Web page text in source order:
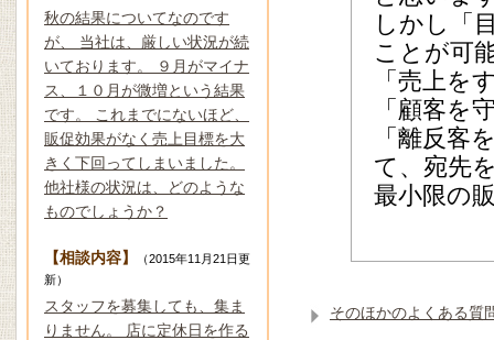
しかし「
ことが可
「売上を
「顧客を
「離反客
て、宛先
最小限の
そのほかのよくある質
秋の結果についてなのです
が、 当社は、厳しい状況が続
いております。 ９月がマイナ
ス、１０月が微増という結果
です。 これまでにないほど、
販促効果がなく売上目標を大
きく下回ってしまいました。
他社様の状況は、どのような
ものでしょうか？
【相談内容】 （2015年11月21日更
新）
スタッフを募集しても、集ま
りません。 店に定休日を作る